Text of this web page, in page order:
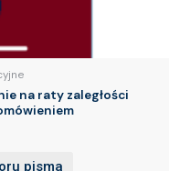
na raty zaległości
pisma